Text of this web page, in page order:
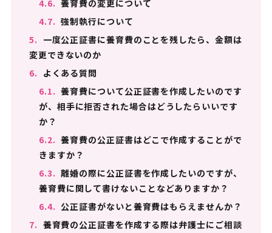
4.6. 養育費の変更について
4.7. 強制執行について
5. 一度公正証書に養育費のことを残したら、金額は
変更できないのか
6. よくある質問
6.1. 養育費について公正証書を作成したいのです
が、相手に拒否された場合はどうしたらいいです
か？
6.2. 養育費の公正証書はどこで作成することがで
きますか？
6.3. 離婚の際に公正証書を作成したいのですが、
養育費に関して書けないことなどありますか？
6.4. 公正証書がないと養育費はもらえませんか？
7. 養育費の公正証書を作成する際は弁護士にご相談